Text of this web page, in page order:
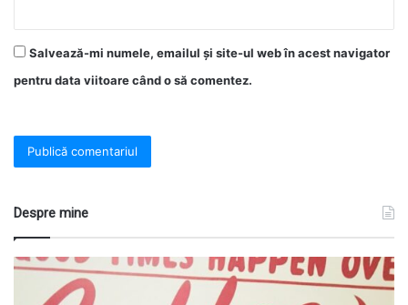
Salvează-mi numele, emailul și site-ul web în acest navigator
pentru data viitoare când o să comentez.
Despre mine